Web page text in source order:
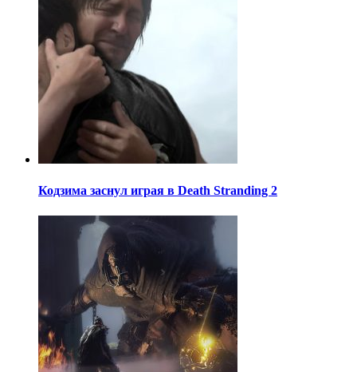
Кодзима заснул играя в Death Stranding 2